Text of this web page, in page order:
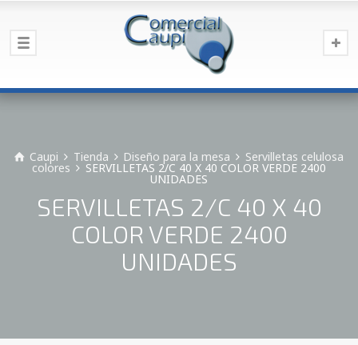
Caupi Tienda Diseño para la mesa Servilletas celulosa
colores SERVILLETAS 2/C 40 X 40 COLOR VERDE 2400
UNIDADES
SERVILLETAS 2/C 40 X 40
COLOR VERDE 2400
UNIDADES